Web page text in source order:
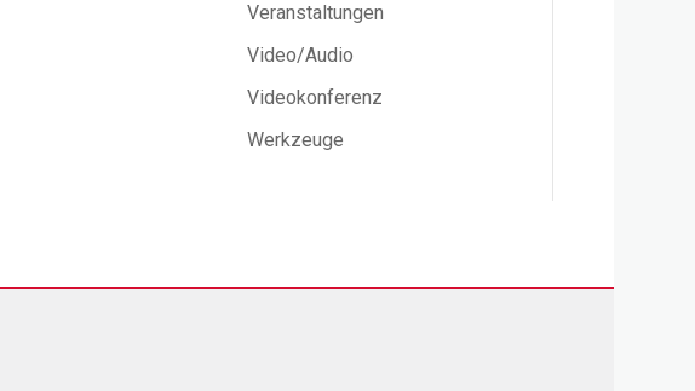
Veranstaltungen
Video/Audio
Videokonferenz
Werkzeuge